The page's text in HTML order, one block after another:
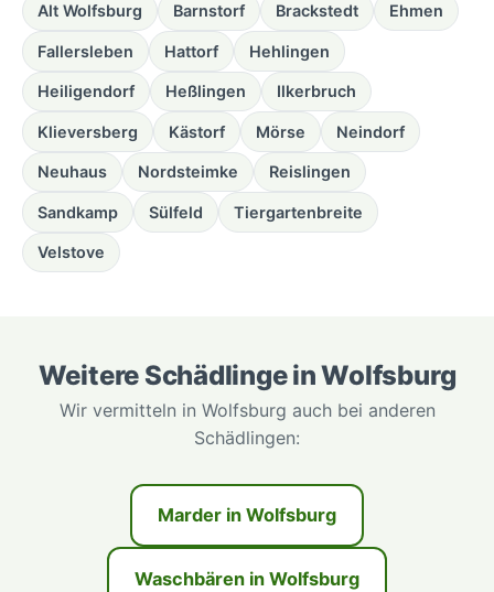
Alt Wolfsburg Barnstorf Brackstedt Ehmen
Fallersleben Hattorf Hehlingen
Heiligendorf Heßlingen Ilkerbruch
Klieversberg Kästorf Mörse Neindorf
Neuhaus Nordsteimke Reislingen
Sandkamp Sülfeld Tiergartenbreite
Velstove
Weitere Schädlinge in Wolfsburg
Wir vermitteln in Wolfsburg auch bei anderen
Schädlingen:
Marder in Wolfsburg
Waschbären in Wolfsburg